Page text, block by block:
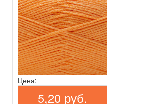
Цена:
5,20 руб.